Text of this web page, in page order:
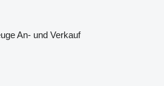
An- und Verkauf